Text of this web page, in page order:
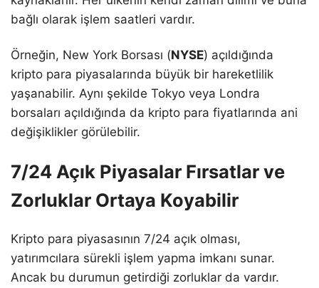
bağlı olarak işlem saatleri vardır.
Örneğin, New York Borsası (NYSE) açıldığında
kripto para piyasalarında büyük bir hareketlilik
yaşanabilir. Aynı şekilde Tokyo veya Londra
borsaları açıldığında da kripto para fiyatlarında ani
değişiklikler görülebilir.
7/24 Açık Piyasalar Fırsatlar ve
Zorluklar Ortaya Koyabilir
Kripto para piyasasının 7/24 açık olması,
yatırımcılara sürekli işlem yapma imkanı sunar.
Ancak bu durumun getirdiği zorluklar da vardır.